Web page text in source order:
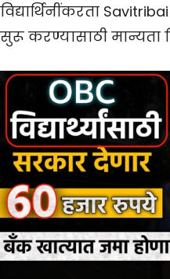
विद्यार्थिनींकरता
सुरू करण्यासाठी मान्यता